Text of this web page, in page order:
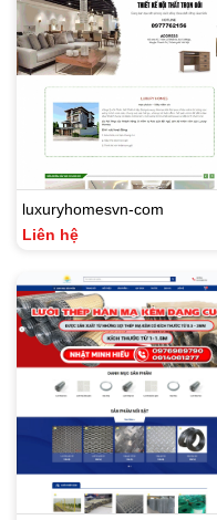
luxuryhomesvn-com
Liên hệ